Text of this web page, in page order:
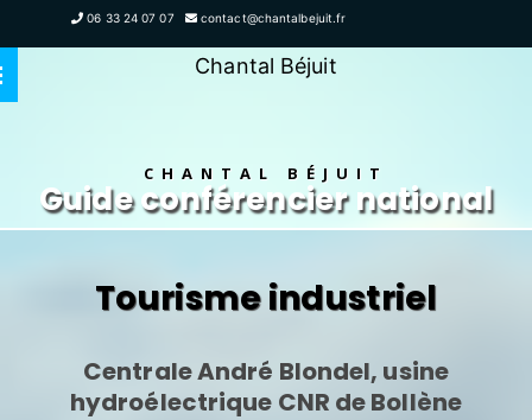
06 33 24 07 07 contact@chantalbejuit.fr
Chantal Béjuit
CHANTAL BÉJUIT
Guide conférencier national
Tourisme industriel
Centrale André Blondel, usine
hydroélectrique CNR de Bollène